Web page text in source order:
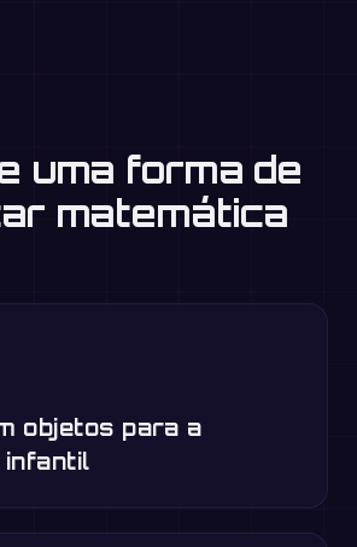
uma forma de
matemática
objetos para a
infantil